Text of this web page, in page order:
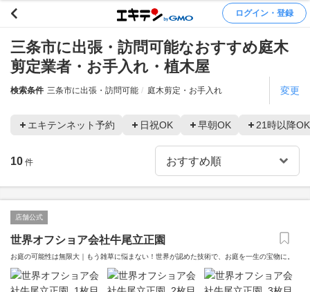
ログイン・登録
三条市に出張・訪問可能なおすすめ庭木
剪定業者・お手入れ・植木屋
検索条件 三条市に出張・訪問可能 庭木剪定・お手入れ 変更
エキテンネット予約 日祝OK 早朝OK 21時以降OK
10 件
店舗公式
世界オフショア会社牛尾立正園
お庭の可能性は無限大｜もう雑草に悩まない！世界が認めた技術で、お庭を一生の宝物に。